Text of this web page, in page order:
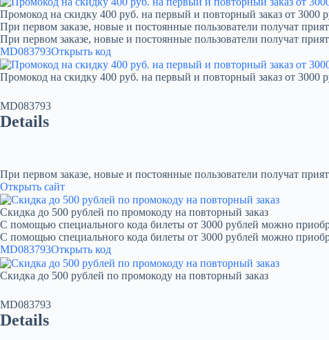
Промокод на скидку 400 руб. на первый и повторный заказ от 3000
При первом заказе, новые и постоянные пользователи получат
При первом заказе, новые и постоянные пользователи получат
MD083793Открыть код
Промокод на скидку 400 руб. на первый и повторный заказ от 3000
MD083793
Details
При первом заказе, новые и постоянные пользователи получат
Открыть сайт
Скидка до 500 рублей по промокоду на повторный заказ
С помощью специального кода билеты от 3000 рублей можно
С помощью специального кода билеты от 3000 рублей можно
MD083793Открыть код
Скидка до 500 рублей по промокоду на повторный заказ
MD083793
Details